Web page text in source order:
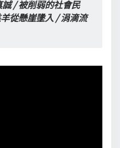
/ 被削弱的社會民
從懸崖墬入 / 涓滴流